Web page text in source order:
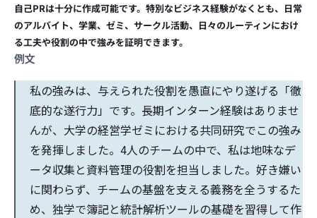
自己PRは十分に作成可能です。特別なビジネス経験がなくとも、日常
のアルバイト、学業、ゼミ、サークル活動、日々のルーティンにおけ
る工夫や役割の中で強みを証明できます。
例文
私の強みは、与えられた役割を愚直にやり遂げる「徹
底的な遂行力」です。長期インターン経験はありませ
んが、大学の経営学ゼミにおける共同研究でこの強み
を発揮しました。4人のチームの中で、私は地味なデ
ータ収集と資料管理の役割を担当しました。好き嫌い
に関わらず、チームの基盤を支える義務を全うするた
め、独学で簿記と統計解析ツールの基礎を習得して作